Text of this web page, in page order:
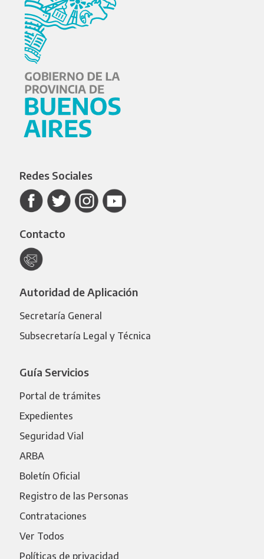
Redes Sociales
Contacto
Autoridad de Aplicación
Secretaría General
Subsecretaría Legal y Técnica
Guía Servicios
Portal de trámites
Expedientes
Seguridad Vial
ARBA
Boletín Oficial
Registro de las Personas
Contrataciones
Ver Todos
Políticas de privacidad